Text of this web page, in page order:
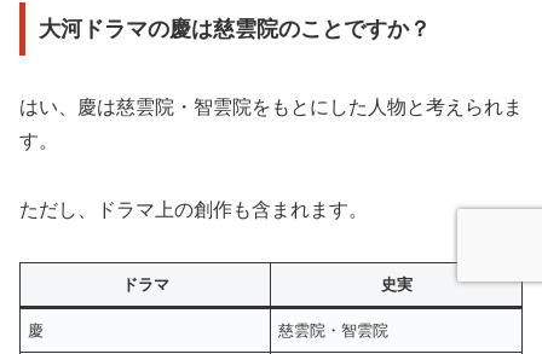
大河ドラマの慶は慈雲院のことですか？
はい、慶は慈雲院・智雲院をもとにした人物と考えられま
す。
ただし、ドラマ上の創作も含まれます。
ドラマ 史実
慶 慈雲院・智雲院